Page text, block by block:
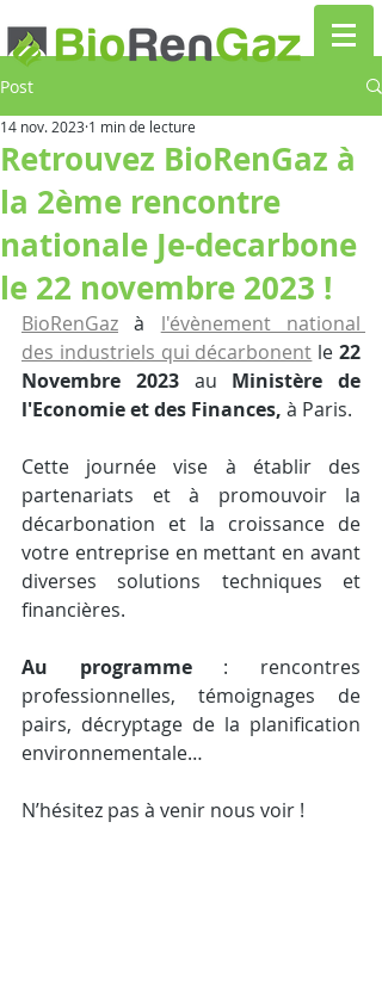
Post
Retrouvez BioRenGaz à
la 2ème rencontre
nationale Je-decarbone
le 22 novembre 2023 !
14 nov. 2023 1 min de lecture
BioRenGaz à l'évènement national
des industriels qui décarbonent le 22
Novembre 2023 au Ministère de
l'Economie et des Finances, à Paris.
Cette journée vise à établir des
partenariats et à promouvoir la
décarbonation et la croissance de
votre entreprise en mettant en avant
diverses solutions techniques et
financières.
Au programme : rencontres
professionnelles, témoignages de
pairs, décryptage de la planification
environnementale…
N’hésitez pas à venir nous voir !